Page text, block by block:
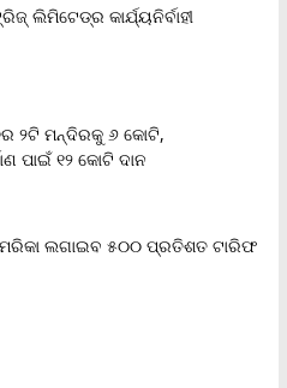
ଲିମିଟେଡ୍‌ର କାର୍ଯ୍ୟନିର୍ବାହୀ
୨ଟି ମନ୍ଦିରକୁ ୬ କୋଟି,
ପାଇଁ ୧୨ କୋଟି ଦାନ
ଲଗାଇବ ୫୦୦ ପ୍ରତିଶତ ଟାରିଫ